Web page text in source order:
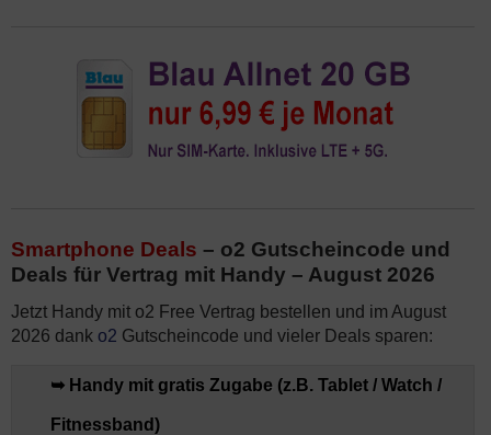
Smartphone Deals – o2 Gutscheincode und
Deals für Vertrag mit Handy – August 2026
Jetzt Handy mit o2 Free Vertrag bestellen und im August
2026 dank o2 Gutscheincode und vieler Deals sparen:
➥ Handy mit gratis Zugabe (z.B. Tablet / Watch /
Fitnessband)